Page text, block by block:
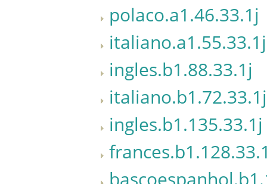
polaco.a1.46.33.1j
italiano.a1.55.33.1j
ingles.b1.88.33.1j
italiano.b1.72.33.1j
ingles.b1.135.33.1j